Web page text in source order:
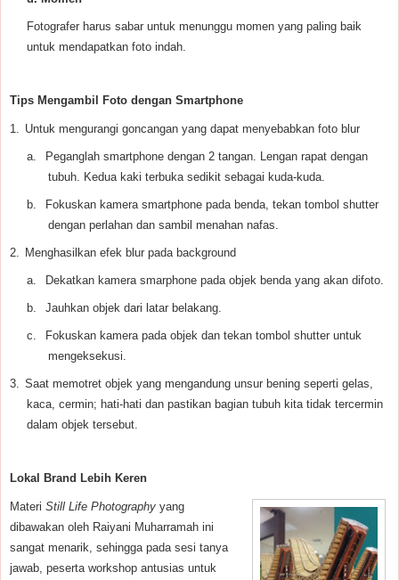
Fotografer harus sabar untuk menunggu momen yang paling baik
untuk mendapatkan foto indah.
Tips Mengambil Foto dengan Smartphone
1. Untuk mengurangi goncangan yang dapat menyebabkan foto blur
a.
Peganglah smartphone dengan 2 tangan. Lengan rapat dengan
tubuh. Kedua kaki terbuka sedikit sebagai kuda-kuda.
b.
Fokuskan kamera smartphone pada benda, tekan tombol shutter
dengan perlahan dan sambil menahan nafas.
2. Menghasilkan efek blur pada background
a. Dekatkan kamera smarphone pada objek benda yang akan difoto.
b. Jauhkan objek dari latar belakang.
c.
Fokuskan kamera pada objek dan tekan tombol shutter untuk
mengeksekusi.
3.
Saat memotret objek yang mengandung unsur bening seperti gelas,
kaca, cermin; hati-hati dan pastikan bagian tubuh kita tidak tercermin
dalam objek tersebut.
Lokal Brand Lebih Keren
Materi Still Life Photography yang
dibawakan oleh Raiyani Muharramah ini
sangat menarik, sehingga pada sesi tanya
jawab, peserta workshop antusias untuk